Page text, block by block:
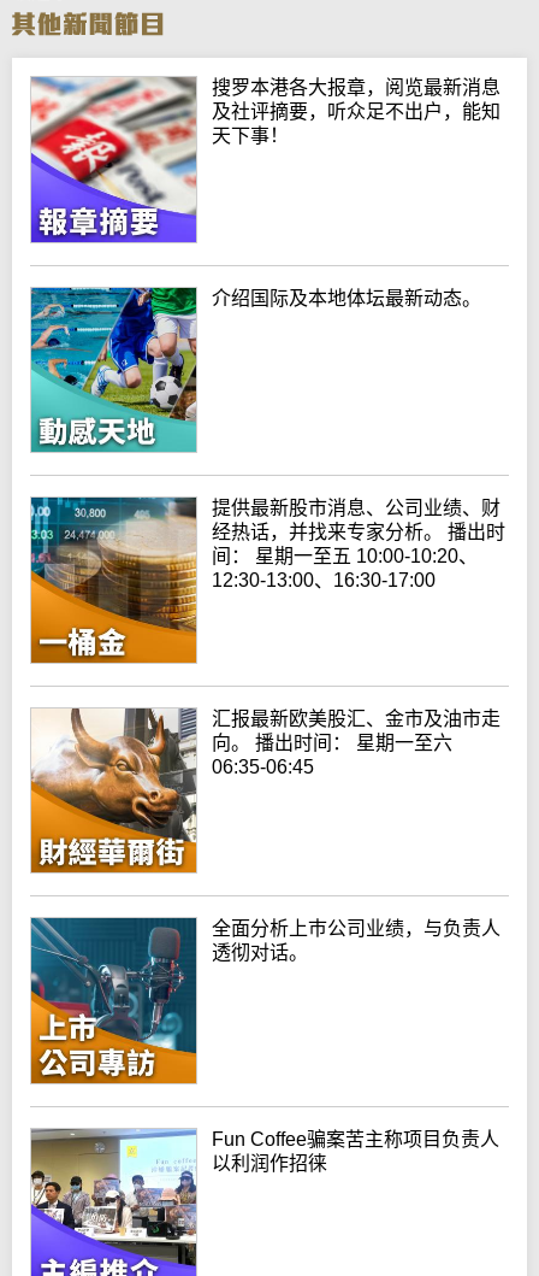
搜罗本港各大报章，阅览最新消息
及社评摘要，听众足不出户，能知
天下事！
介绍国际及本地体坛最新动态。
提供最新股市消息、公司业绩、财
经热话，并找来专家分析。 播出时
间： 星期一至五 10:00-10:20、
12:30-13:00、16:30-17:00
汇报最新欧美股汇、金市及油市走
向。 播出时间： 星期一至六
06:35-06:45
全面分析上巿公司业绩，与负责人
透彻对话。
Fun Coffee骗案苦主称项目负责人
以利润作招徕